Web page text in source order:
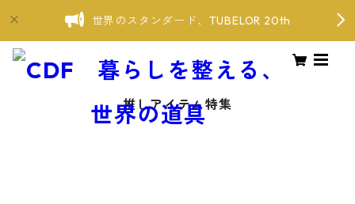
世界のスタンダード、TUBELOR 20th
推しアイテム特集